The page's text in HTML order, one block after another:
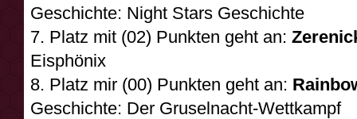
Geschichte: Night Stars Geschichte
7. Platz mit (02) Punkten geht an:
Eisphönix
8. Platz mir (00) Punkten geht an:
Geschichte: Der Gruselnacht-Wettkampf